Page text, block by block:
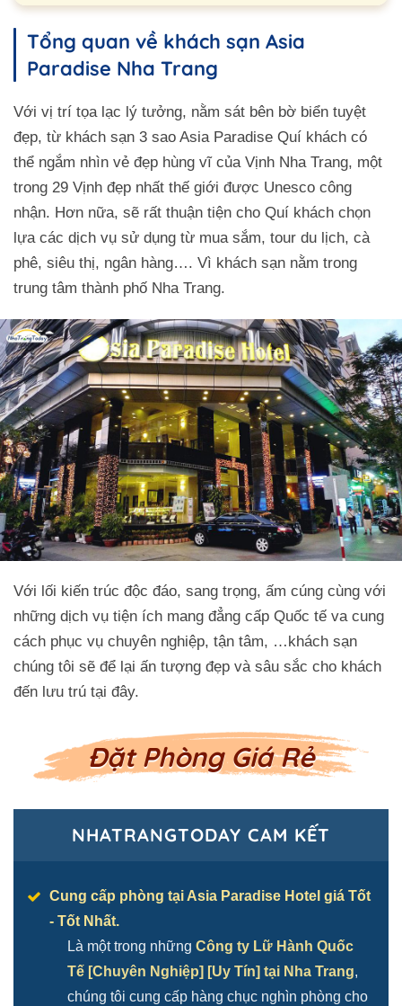
Nhà Hàng
Tiện ích
Quy tắc tại Asia Paradise
Đường đi đến đây
Tổng quan về khách sạn Asia
Paradise Nha Trang
Với vị trí tọa lạc lý tưởng, nằm sát bên bờ biển tuyệt
đẹp, từ khách sạn 3 sao Asia Paradise Quí khách có
thể ngắm nhìn vẻ đẹp hùng vĩ của Vịnh Nha Trang, một
trong 29 Vịnh đẹp nhất thế giới được Unesco công
nhận. Hơn nữa, sẽ rất thuận tiện cho Quí khách chọn
lựa các dịch vụ sử dụng từ mua sắm, tour du lịch, cà
phê, siêu thị, ngân hàng…. Vì khách sạn nằm trong
trung tâm thành phố Nha Trang.
Với lối kiến trúc độc đáo, sang trọng, ấm cúng cùng với
những dịch vụ tiện ích mang đẳng cấp Quốc tế va cung
cách phục vụ chuyên nghiệp, tận tâm, …khách sạn
chúng tôi sẽ để lại ấn tượng đẹp và sâu sắc cho khách
đến lưu trú tại đây.
Đặt Phòng Giá Rẻ
NHATRANGTODAY CAM KẾT
Cung cấp phòng tại Asia Paradise Hotel giá Tốt
- Tốt Nhất.
Là một trong những Công ty Lữ Hành Quốc
Tế [Chuyên Nghiệp] [Uy Tín] tại Nha Trang,
chúng tôi cung cấp hàng chục nghìn phòng cho